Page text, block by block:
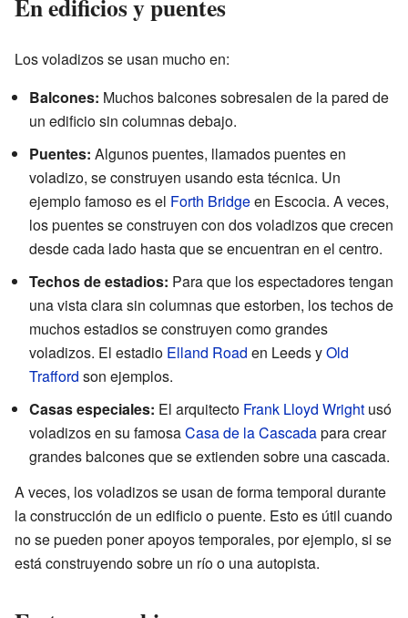
En edificios y puentes
Los voladizos se usan mucho en:
Balcones: Muchos balcones sobresalen de la pared de
un edificio sin columnas debajo.
Puentes: Algunos puentes, llamados puentes en
voladizo, se construyen usando esta técnica. Un
ejemplo famoso es el Forth Bridgeen Escocia. A veces,
los puentes se construyen con dos voladizos que crecen
desde cada lado hasta que se encuentran en el centro.
Techos de estadios: Para que los espectadores tengan
una vista clara sin columnas que estorben, los techos de
muchos estadios se construyen como grandes
voladizos. El estadio Elland Road en Leeds yOld
Trafford son ejemplos.
Casas especiales: El arquitecto Frank Lloyd Wright usó
voladizos en su famosaCasa de la Cascadapara crear
grandes balcones que se extienden sobre una cascada.
A veces, los voladizos se usan de forma temporal durante
la construcción de un edificio o puente. Esto es útil cuando
no se pueden poner apoyos temporales, por ejemplo, si se
está construyendo sobre un río o una autopista.